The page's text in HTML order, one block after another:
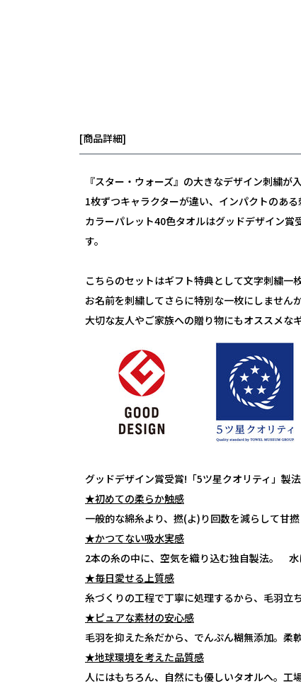
[商品詳細]
『スター・ウォーズ』 の大きなデザイン刺繍が
1枚ずつキャラクターが違い、インパクトのある
カラーパレット40色タオルはグッドデザイン
す。
こちらのセットはギフト特典として文字刺繍一
お名前を刺繍してさらに特別な一枚にしません
大切な友人やご家族への贈り物にもオススメな
グッドデザイン賞受賞!「5ツ星クオリティ」製
★初めての柔らか触感
一般的な綿糸より、撚(よ)り回数を減らして
★かつてない吸水実感
2本の糸の中に、空気を織り込む独自製法。 水
★毎日愛せる上質感
糸づくりの工程で丁寧に処理するから、毛羽
★ピュアな素材の安心感
毛羽を抑えた糸だから、でんぷん糊無添加。柔
★地球環境を考えた品質感
人にはもちろん、自然にも優しいタオルへ。工